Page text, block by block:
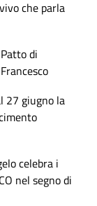
che parla
di
27 giugno la
celebra i
nel segno di